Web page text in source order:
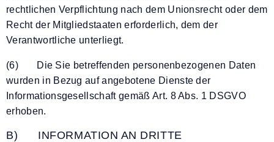
rechtlichen Verpflichtung nach dem Unionsrecht oder dem
Recht der Mitgliedstaaten erforderlich, dem der
Verantwortliche unterliegt.
(6) Die Sie betreffenden personenbezogenen Daten
wurden in Bezug auf angebotene Dienste der
Informationsgesellschaft gemäß Art. 8 Abs. 1 DSGVO
erhoben.
B) INFORMATION AN DRITTE